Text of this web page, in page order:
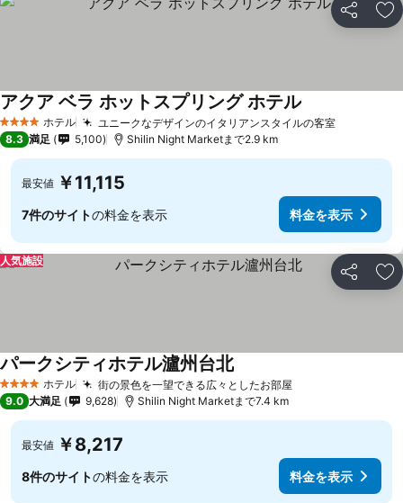
シェア お
4 ホテルのランク
ホテル ユニークなデザインのイタリアンスタイルの客室料金を表
アクア ベラ ホットスプリング ホテル
8.3 満足 5,100 Shilin Night Marketまで2.9 km
最安値 ￥11,115
7件のサイトの料金を表示 料金を表示
シェア お
人気施設
4 ホテルのランク
ホテル 街の景色を一望できる広々としたお部屋料金を表示
パークシティホテル瀘州台北料金を表示
9.0 大満足 9,628 Shilin Night Marketまで7.4 km
最安値 ￥8,217
8件のサイトの料金を表示 料金を表示